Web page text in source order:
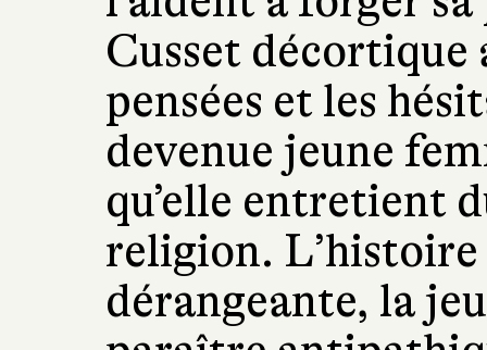
Cusset décortique
pensées et les
devenue jeune
qu’elle entretient
religion.
dérangeante, la